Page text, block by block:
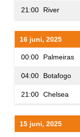
21:00 River
16 juni, 2025
00:00 Palmeiras
04:00 Botafogo
21:00 Chelsea
15 juni, 2025